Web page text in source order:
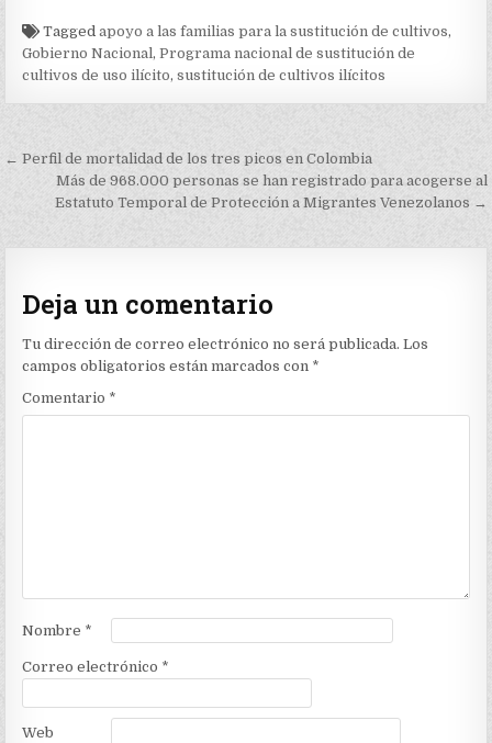
Taggedapoyo a las familias para la sustitución de cultivos,
Gobierno Nacional,Programa nacional de sustitución de
cultivos de uso ilícito,sustitución de cultivos ilícitos
Navegación
← Perfil de mortalidad de los tres picos en Colombia
Más de 968.000 personas se han registrado para acogerse al
Estatuto Temporal de Protección a Migrantes Venezolanos →
Deja un comentario
Tu dirección de correo electrónico no será publicada. Los
campos obligatorios están marcados con *
Comentario *
Nombre *
Correo electrónico *
Web